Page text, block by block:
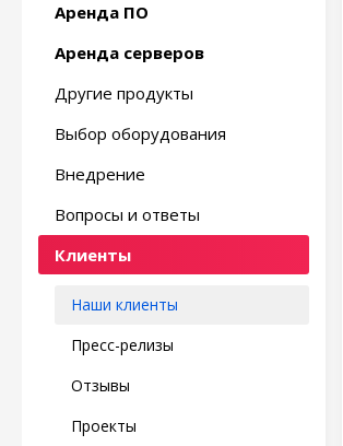
Аренда ПО
Аренда серверов
Другие продукты
Выбор оборудования
Внедрение
Вопросы и ответы
Клиенты
Наши клиенты
Пресс-релизы
Отзывы
Проекты